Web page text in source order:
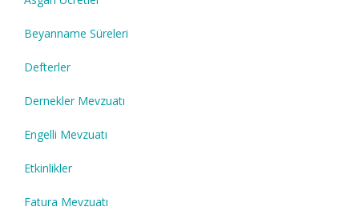
Beyanname Süreleri
Defterler
Dernekler Mevzuatı
Engelli Mevzuatı
Etkinlikler
Fatura Mevzuatı